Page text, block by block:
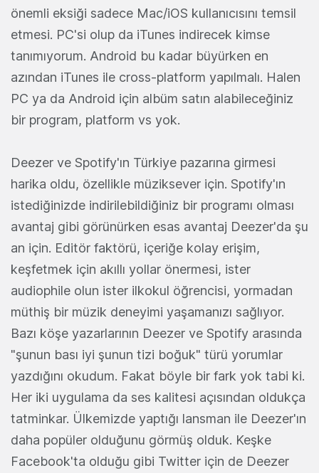
önemli eksiği sadece Mac/iOS kullanıcısını temsil
etmesi. PC'si olup da iTunes indirecek kimse
tanımıyorum. Android bu kadar büyürken en
azından iTunes ile cross-platform yapılmalı. Halen
PC ya da Android için albüm satın alabileceğiniz
bir program, platform vs yok.
Deezer ve Spotify'ın Türkiye pazarına girmesi
harika oldu, özellikle müziksever için. Spotify'ın
istediğinizde indirilebildiğiniz bir programı olması
avantaj gibi görünürken esas avantaj Deezer'da şu
an için. Editör faktörü, içeriğe kolay erişim,
keşfetmek için akıllı yollar önermesi, ister
audiophile olun ister ilkokul öğrencisi, yormadan
müthiş bir müzik deneyimi yaşamanızı sağlıyor.
Bazı köşe yazarlarının Deezer ve Spotify arasında
"şunun bası iyi şunun tizi boğuk" türü yorumlar
yazdığını okudum. Fakat böyle bir fark yok tabi ki.
Her iki uygulama da ses kalitesi açısından oldukça
tatminkar. Ülkemizde yaptığı lansman ile Deezer'ın
daha popüler olduğunu görmüş olduk. Keşke
Facebook'ta olduğu gibi Twitter için de Deezer